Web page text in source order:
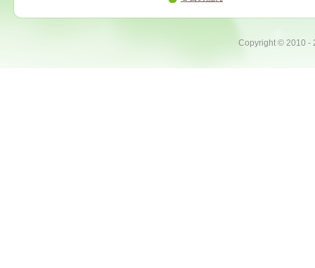
Copyright © 2010 -